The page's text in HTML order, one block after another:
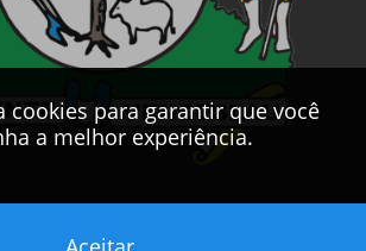
cookies para garantir que você
a melhor experiência.